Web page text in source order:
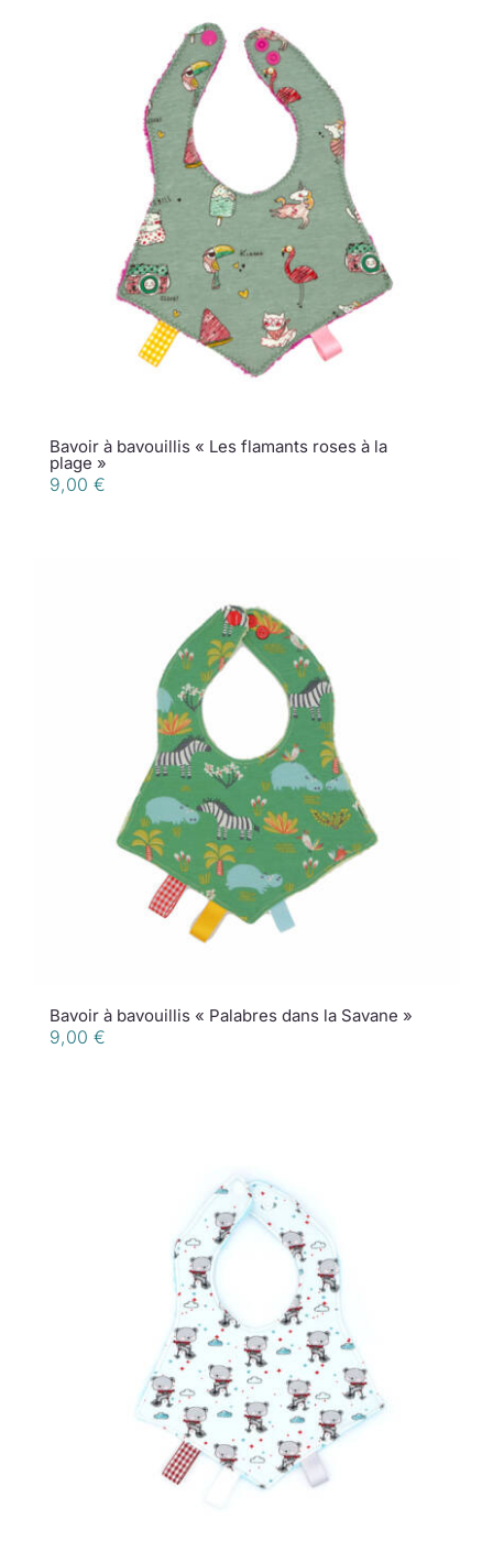
Bavoir à bavouillis « Les flamants roses à la
plage »
9,00 €
Bavoir à bavouillis « Palabres dans la Savane »
9,00 €